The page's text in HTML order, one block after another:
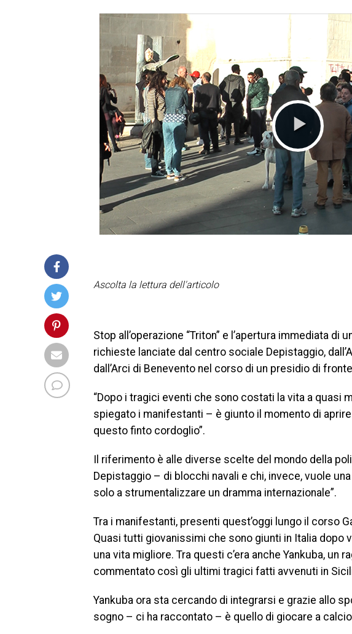
Ascolta la lettura dell'articolo
Stop all’operazione “Triton” e l’apertura immediata
richieste lanciate dal centro sociale Depistaggio,
dall’Arci di Benevento nel corso di un presidio di
“Dopo i tragici eventi che sono costati la vita a quasi
spiegato i manifestanti – è giunto il momento di
questo finto cordoglio”.
Il riferimento è alle diverse scelte del mondo della
Depistaggio – di blocchi navali e chi, invece, vuole
solo a strumentalizzare un dramma internazionale”.
Tra i manifestanti, presenti quest’oggi lungo il corso
Quasi tutti giovanissimi che sono giunti in Italia dopo
una vita migliore. Tra questi c’era anche Yankuba, un
commentato così gli ultimi tragici fatti avvenuti in
Yankuba ora sta cercando di integrarsi e grazie allo
sogno – ci ha raccontato – è quello di giocare a